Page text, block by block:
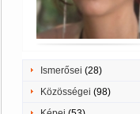
Ismerősei (28)
Közösségei (98)